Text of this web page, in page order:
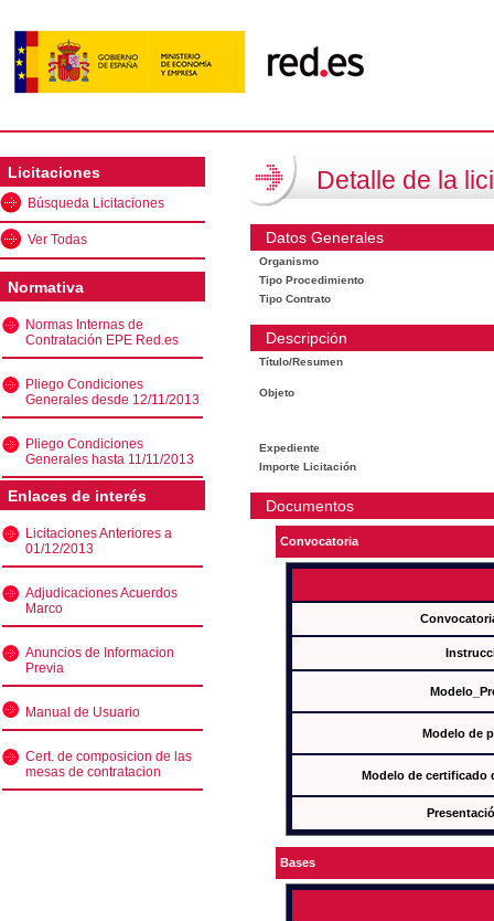
Licitaciones
Búsqueda Licitaciones
Ver Todas
Normativa
Normas Internas de
Contratación EPE Red.es
Pliego Condiciones
Generales desde 12/11/2013
Pliego Condiciones
Generales hasta 11/11/2013
Enlaces de interés
Licitaciones Anteriores a
01/12/2013
Adjudicaciones Acuerdos
Marco
Anuncios de Informacion
Previa
Manual de Usuario
Cert. de composicion de las
mesas de contratacion
Detalle de la
Datos Generales
Organismo
Tipo Procedimiento
Tipo Contrato
Descripción
Título/Resumen
Objeto
Expediente
Importe Licitación
Documentos
Convocatoria
Modelo de
Modelo de certificado
Bases